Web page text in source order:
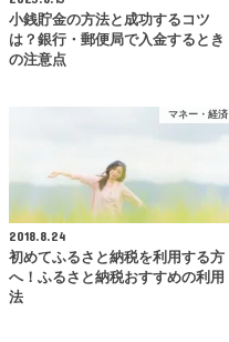
小銭貯金の方法と成功するコツ
は？銀行・郵便局で入金するとき
の注意点
マネー・経済
2018.8.24
初めてふるさと納税を利用する方
へ！ふるさと納税おすすめの利用
法